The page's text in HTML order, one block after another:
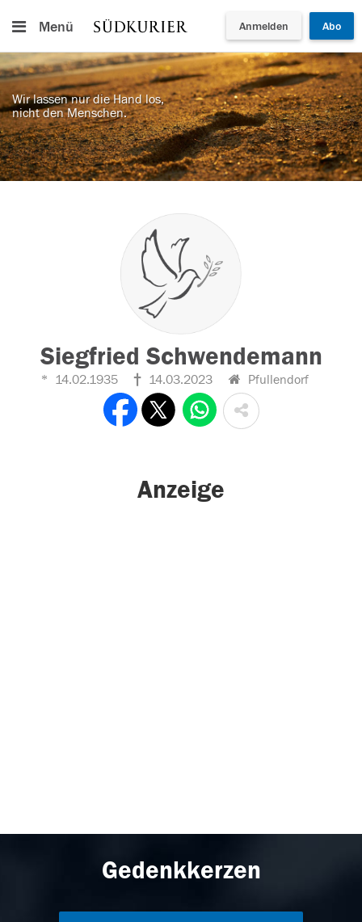
Menü Anmelden Abo
Wir lassen nur die Hand los,
nicht den Menschen.
Siegfried Schwendemann
14.02.1935 14.03.2023 Pfullendorf
Anzeige
Gedenkkerzen